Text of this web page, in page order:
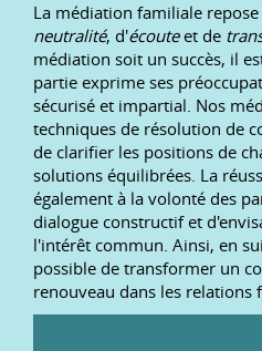
La médiation familiale
neutralité, d'écouteet de
médiation soit un succès, il
partie exprime ses
sécurisé et impartial. Nos
techniques de résolution de
de clarifier les positions de
solutions équilibrées. La
également à la volonté des
dialogue constructif et
l'intérêt commun. Ainsi, en
possible de transformer un
renouveau dans les relations